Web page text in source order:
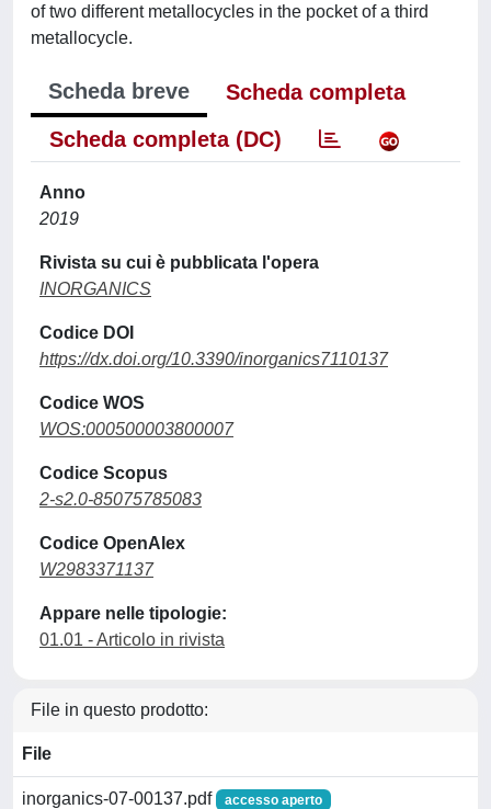
of two different metallocycles in the pocket of a third
metallocycle.
Scheda breve
Scheda completa
Scheda completa (DC)
Anno
2019
Rivista su cui è pubblicata l'opera
INORGANICS
Codice DOI
https://dx.doi.org/10.3390/inorganics7110137
Codice WOS
WOS:000500003800007
Codice Scopus
2-s2.0-85075785083
Codice OpenAlex
W2983371137
Appare nelle tipologie:
01.01 - Articolo in rivista
File in questo prodotto:
File
inorganics-07-00137.pdf accesso aperto